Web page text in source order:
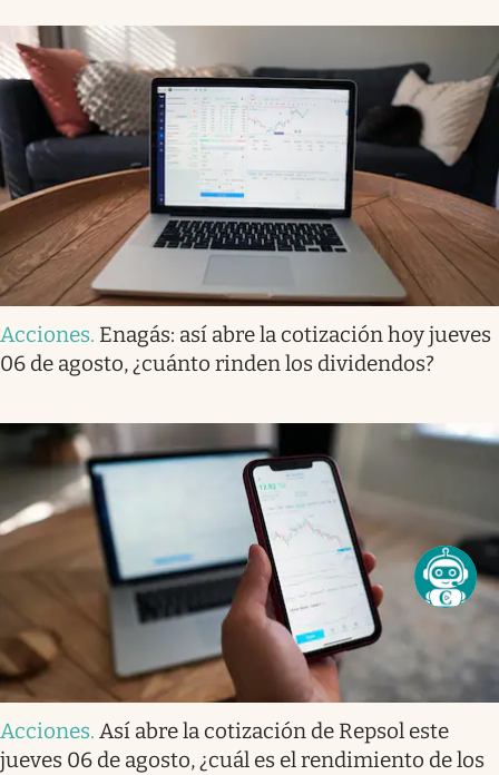
Acciones. Enagás: así abre la cotización hoy jueves
06 de agosto, ¿cuánto rinden los dividendos?
Acciones. Así abre la cotización de Repsol este
jueves 06 de agosto, ¿cuál es el rendimiento de los